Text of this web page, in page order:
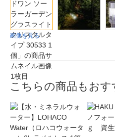
画像を見る
こちらの商品もおす